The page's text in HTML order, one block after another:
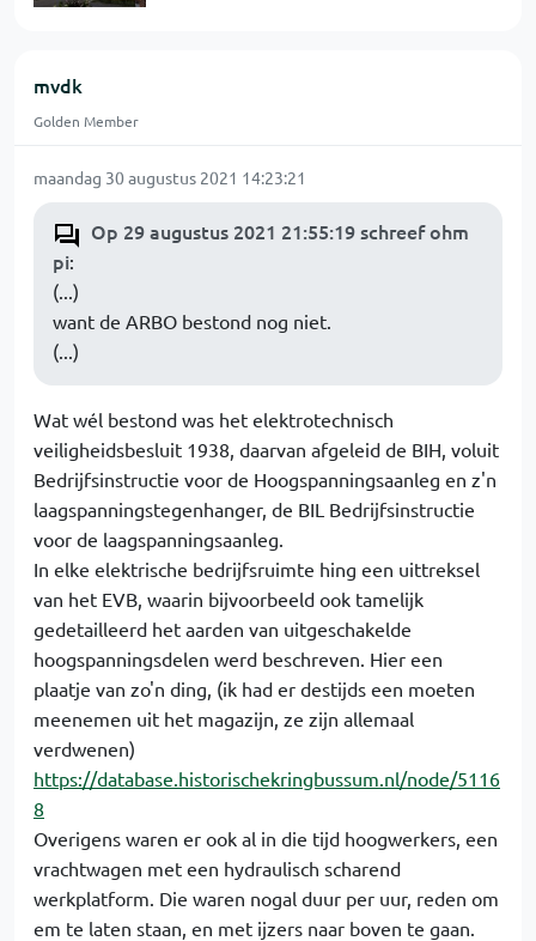
mvdk
Golden Member
maandag 30 augustus 2021 14:23:21
Op 29 augustus 2021 21:55:19 schreef ohm
pi:
(...)
want de ARBO bestond nog niet.
(...)
Wat wél bestond was het elektrotechnisch
veiligheidsbesluit 1938, daarvan afgeleid de BIH, voluit
Bedrijfsinstructie voor de Hoogspanningsaanleg en z'n
laagspanningstegenhanger, de BIL Bedrijfsinstructie
voor de laagspanningsaanleg.
In elke elektrische bedrijfsruimte hing een uittreksel
van het EVB, waarin bijvoorbeeld ook tamelijk
gedetailleerd het aarden van uitgeschakelde
hoogspanningsdelen werd beschreven. Hier een
plaatje van zo'n ding, (ik had er destijds een moeten
meenemen uit het magazijn, ze zijn allemaal
verdwenen)
https://database.historischekringbussum.nl/node/5116
8
Overigens waren er ook al in die tijd hoogwerkers, een
vrachtwagen met een hydraulisch scharend
werkplatform. Die waren nogal duur per uur, reden om
em te laten staan, en met ijzers naar boven te gaan.